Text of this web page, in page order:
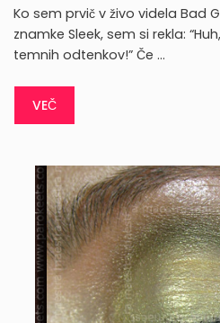
Ko sem prvič v živo videla Bad
znamke Sleek, sem si rekla:
temnih odtenkov!” Če …
VEČ